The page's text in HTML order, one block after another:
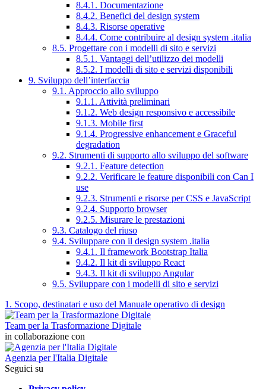
8.4.1. Documentazione
8.4.2. Benefici del design system
8.4.3. Risorse operative
8.4.4. Come contribuire al design system .italia
8.5. Progettare con i modelli di sito e servizi
8.5.1. Vantaggi dell’utilizzo dei modelli
8.5.2. I modelli di sito e servizi disponibili
9. Sviluppo dell’interfaccia
9.1. Approccio allo sviluppo
9.1.1. Attività preliminari
9.1.2. Web design responsivo e accessibile
9.1.3. Mobile first
9.1.4. Progressive enhancement e Graceful
degradation
9.2. Strumenti di supporto allo sviluppo del software
9.2.1. Feature detection
9.2.2. Verificare le feature disponibili con Can I
use
9.2.3. Strumenti e risorse per CSS e JavaScript
9.2.4. Supporto browser
9.2.5. Misurare le prestazioni
9.3. Catalogo del riuso
9.4. Sviluppare con il design system .italia
9.4.1. Il framework Bootstrap Italia
9.4.2. Il kit di sviluppo React
9.4.3. Il kit di sviluppo Angular
9.5. Sviluppare con i modelli di sito e servizi
1. Scopo, destinatari e uso del Manuale operativo di design
Team per la Trasformazione Digitale
in collaborazione con
Agenzia per l'Italia Digitale
Seguici su